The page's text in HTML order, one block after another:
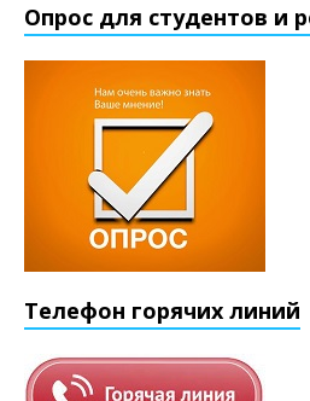
Опрос для студентов и
Телефон горячих линий